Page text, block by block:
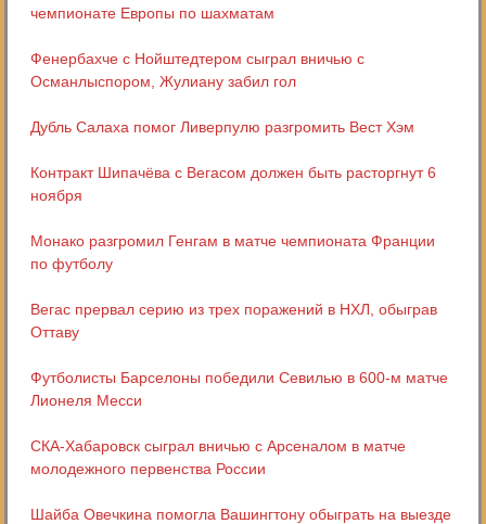
чемпионате Европы по шахматам
Фенербахче с Нойштедтером сыграл вничью с
Османлыспором, Жулиану забил гол
Дубль Салаха помог Ливерпулю разгромить Вест Хэм
Контракт Шипачёва с Вегасом должен быть расторгнут 6
ноября
Монако разгромил Генгам в матче чемпионата Франции
по футболу
Вегас прервал серию из трех поражений в НХЛ, обыграв
Оттаву
Футболисты Барселоны победили Севилью в 600-м матче
Лионеля Месси
СКА-Хабаровск сыграл вничью с Арсеналом в матче
молодежного первенства России
Шайба Овечкина помогла Вашингтону обыграть на выезде